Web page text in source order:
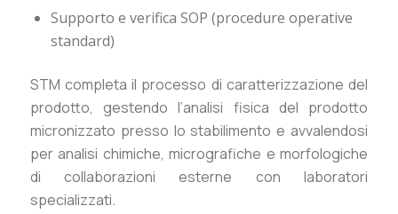
Supporto e verifica SOP (procedure operative
standard)
STM completa il processo di caratterizzazione del
prodotto, gestendo l’analisi fisica del prodotto
micronizzato presso lo stabilimento e avvalendosi
per analisi chimiche, micrografiche e morfologiche
di collaborazioni esterne con laboratori
specializzati.